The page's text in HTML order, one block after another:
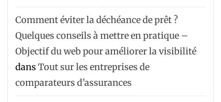
Comment éviter la déchéance de prêt ?
Quelques conseils à mettre en pratique –
Objectif du web pour améliorer la visibilité
dans Tout sur les entreprises de
comparateurs d’assurances